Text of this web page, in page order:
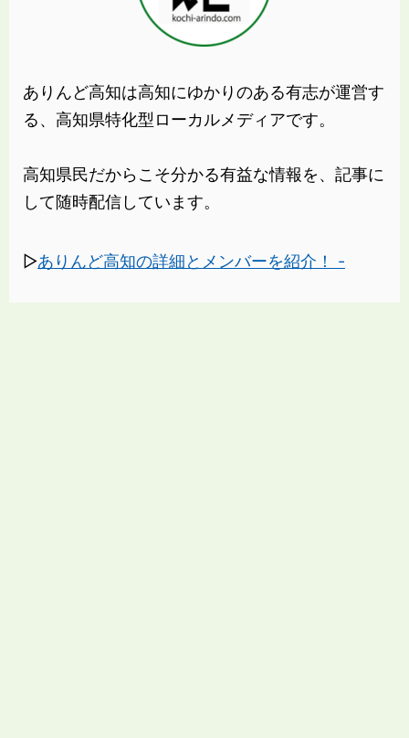
ありんど高知は高知にゆかりのある有志が運営す
る、高知県特化型ローカルメディアです。
高知県民だからこそ分かる有益な情報を、記事に
して随時配信しています。
▷ありんど高知の詳細とメンバーを紹介！ -